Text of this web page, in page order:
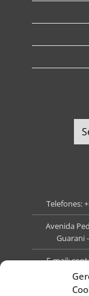
Telefones:
Avenida
Guarani
E-mail: